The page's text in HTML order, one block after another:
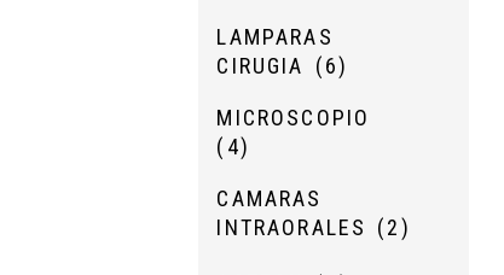
LAMPARAS
CIRUGIA (6)
MICROSCOPIO
(4)
CAMARAS
INTRAORALES (2)